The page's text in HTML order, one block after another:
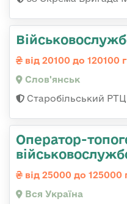
від 20100 до 120100
Слов'янськ
Старобільський
Оператор-
від 25000 до 125000
Вся Україна